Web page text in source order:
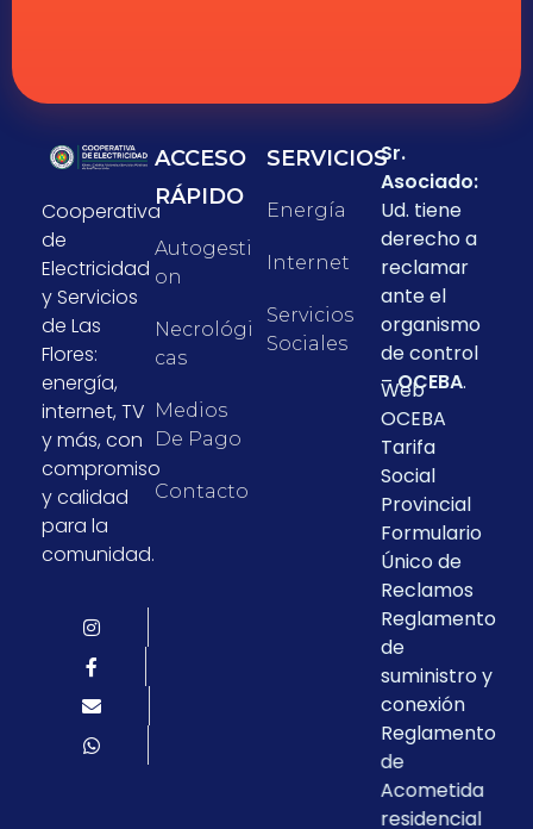
Cooperativa
de
Electricidad
y Servicios
de Las
Flores:
energía,
internet, TV
y más, con
compromiso
y calidad
para la
comunidad.
ACCESO
RÁPIDO
Autogesti
On
Necrológi
Cas
Medios
De Pago
Contacto
SERVICIOS
Energía
Internet
Servicios
Sociales
Sr.
Asociado:
Ud. tiene
derecho a
reclamar
ante el
organismo
de control
–OCEBA.
Web
OCEBA
Tarifa
Social
Provincial
Formulario
Único de
Reclamos
Reglamento
de
suministro y
conexión
Reglamento
de
Acometida
residencial